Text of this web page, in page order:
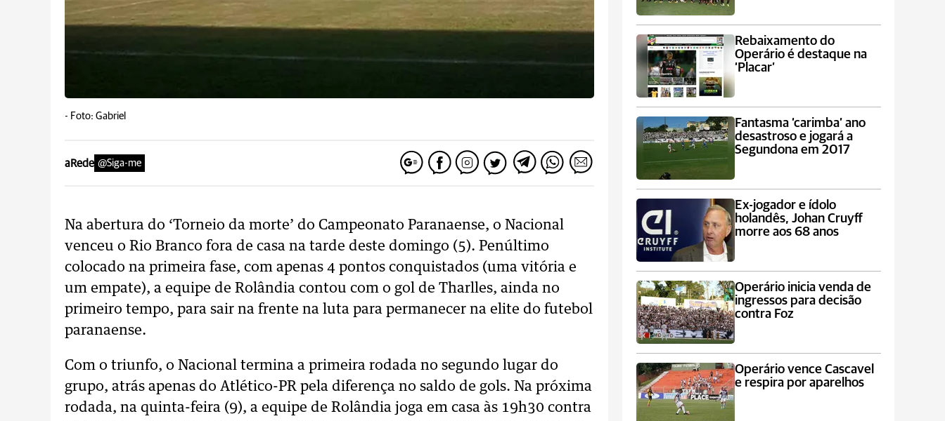
- Foto: Gabriel
aRede @Siga-me
Na abertura do ‘Torneio da morte’ do Campeonato Paranaense, o Nacional
venceu o Rio Branco fora de casa na tarde deste domingo (5). Penúltimo
colocado na primeira fase, com apenas 4 pontos conquistados (uma vitória e
um empate), a equipe de Rolândia contou com o gol de Tharlles, ainda no
primeiro tempo, para sair na frente na luta para permanecer na elite do futebol
paranaense.
Com o triunfo, o Nacional termina a primeira rodada no segundo lugar do
grupo, atrás apenas do Atlético-PR pela diferença no saldo de gols. Na próxima
rodada, na quinta-feira (9), a equipe de Rolândia joga em casa às 19h30 contra
Rebaixamento do
Operário é destaque na
‘Placar’
Fantasma ‘carimba’ ano
desastroso e jogará a
Segundona em 2017
Ex-jogador e ídolo
holandês, Johan Cruyff
morre aos 68 anos
Operário inicia venda de
ingressos para decisão
contra Foz
Operário vence Cascavel
e respira por aparelhos